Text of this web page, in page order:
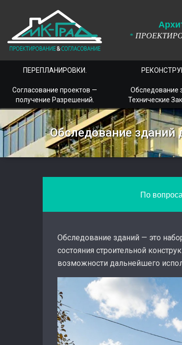
А
*
ПЕРЕПЛАНИРОВКИ.
Согласование проектов —
получение Разрешений.
Обследование
Технические
Обследование зданий
По
Обследование зданий — это
состояния строительной
возможности дальнейшего